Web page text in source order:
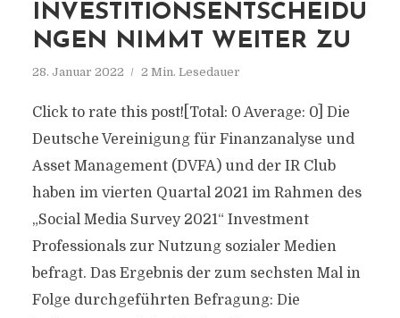
INVESTITIONSENTSCHEIDU
NGEN NIMMT WEITER ZU
28. Januar 2022 2 Min. Lesedauer
Click to rate this post![Total: 0 Average: 0] Die
Deutsche Vereinigung für Finanzanalyse und
Asset Management (DVFA) und der IR Club
haben im vierten Quartal 2021 im Rahmen des
„Social Media Survey 2021“ Investment
Professionals zur Nutzung sozialer Medien
befragt. Das Ergebnis der zum sechsten Mal in
Folge durchgeführten Befragung: Die